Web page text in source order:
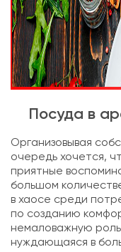
Посуда в
Организовывая
очередь хочется,
приятные
большом
в хаосе среди
по созданию
немаловажную
нуждающаяся в